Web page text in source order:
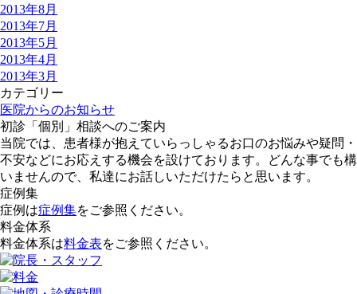
2013年8月
2013年7月
2013年5月
2013年4月
2013年3月
カテゴリー
医院からのお知らせ
初診「個別」相談へのご案内
当院では、患者様が抱えていらっしゃるお口のお悩みや疑問・
不安などにお応えする機会を設けております。どんな事でも構
いませんので、私達にお話しいただけたらと思います。
症例集
症例は症例集をご参照ください。
料金体系
料金体系は料金表をご参照ください。